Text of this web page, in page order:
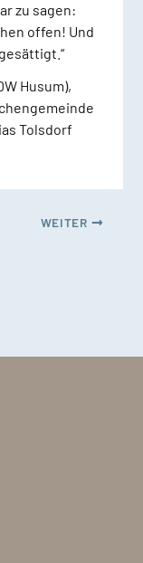
zu sagen:
offen! Und
Husum),
Tolsdorf
WEITER